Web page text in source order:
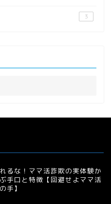
3
るな！ママ活詐欺の実体験か
手口と特徴【回避せよママ活
手】